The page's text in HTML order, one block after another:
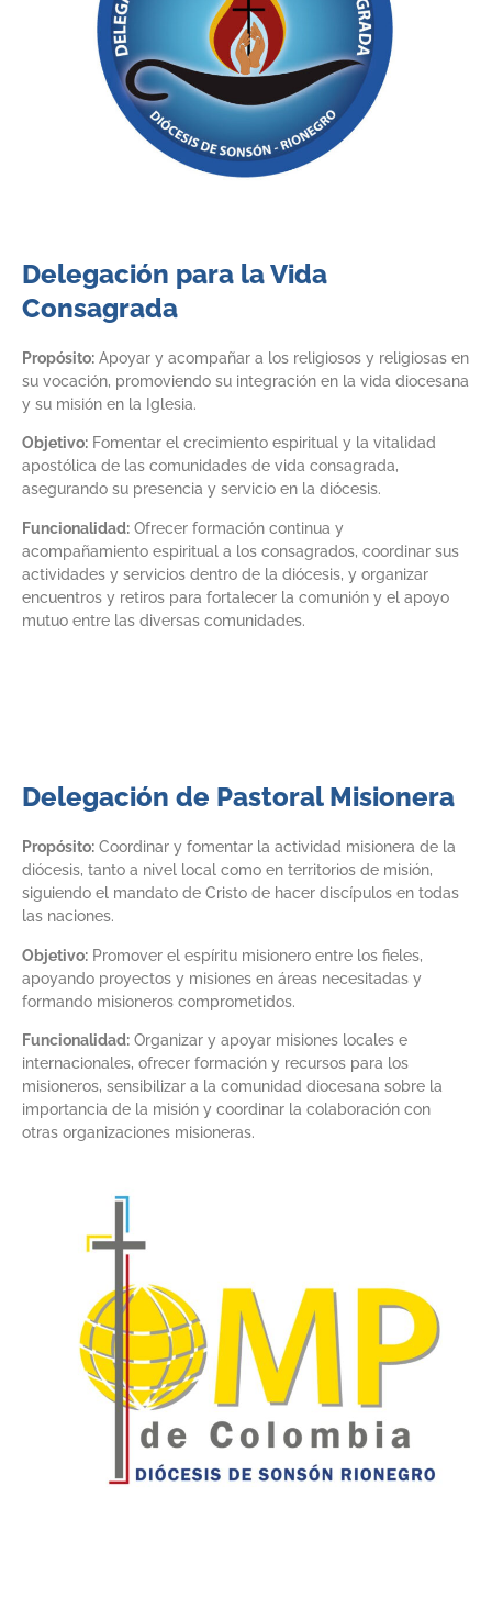
Delegación para la Vida
Consagrada
Propósito: Apoyar y acompañar a los religiosos y religiosas en
su vocación, promoviendo su integración en la vida diocesana
y su misión en la Iglesia.
Objetivo: Fomentar el crecimiento espiritual y la vitalidad
apostólica de las comunidades de vida consagrada,
asegurando su presencia y servicio en la diócesis.
Funcionalidad: Ofrecer formación continua y
acompañamiento espiritual a los consagrados, coordinar sus
actividades y servicios dentro de la diócesis, y organizar
encuentros y retiros para fortalecer la comunión y el apoyo
mutuo entre las diversas comunidades.
Delegación de Pastoral Misionera
Propósito: Coordinar y fomentar la actividad misionera de la
diócesis, tanto a nivel local como en territorios de misión,
siguiendo el mandato de Cristo de hacer discípulos en todas
las naciones.
Objetivo: Promover el espíritu misionero entre los fieles,
apoyando proyectos y misiones en áreas necesitadas y
formando misioneros comprometidos.
Funcionalidad: Organizar y apoyar misiones locales e
internacionales, ofrecer formación y recursos para los
misioneros, sensibilizar a la comunidad diocesana sobre la
importancia de la misión y coordinar la colaboración con
otras organizaciones misioneras.